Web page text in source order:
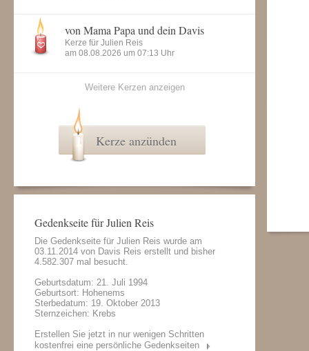
von Mama Papa und dein Davis
Kerze für Julien Reis
am 08.08.2026 um 07:13 Uhr
Weitere Kerzen anzeigen
Kerze anzünden
Gedenkseite für Julien Reis
Die Gedenkseite für Julien Reis wurde am
03.11.2014 von Davis Reis erstellt und bisher
4.582.307 mal besucht.
Geburtsdatum: 21. Juli 1994
Geburtsort: Hohenems
Sterbedatum: 19. Oktober 2013
Sternzeichen: Krebs
Erstellen Sie jetzt in nur wenigen Schritten
kostenfrei eine persönliche Gedenkseiten